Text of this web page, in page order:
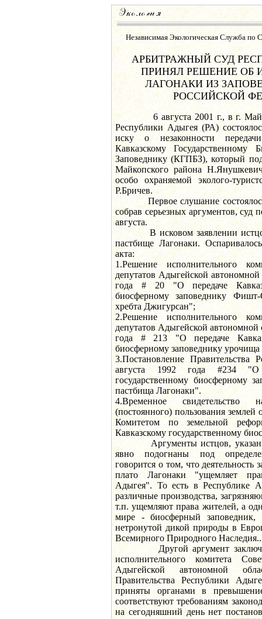
Независимая Экологическая Служба по
АРБИТРАЖНЫЙ СУД
ПРИНЯЛ РЕШЕНИЕ ОБ
ЛАГОНАКИ ИЗ
РОССИЙСКОЙ
6 августа 2001 г., в г.
Республики Адыгея (РА)
иску о незаконности
Кавказскому Государственному
Заповеднику (КГПБЗ), который
Майкопского района
особо охраняемой эколого-
Р.Бричев.
Первое слушание состоялось
собрав серьезных аргументов, суд
августа.
В исковом заявлении истцов
пастбище Лагонаки.
акта:
1.Решение исполнительного
депутатов Адыгейской автономной
года # 20 "О передаче
биосферному заповеднику
хребта Джигурсан";
2.Решение исполнительного
депутатов Адыгейской автономной
года # 213 "О передаче
биосферному заповеднику
3.Постановление Правительства
августа 1992 года #234 "О
государственному биосферному
пастбища Лагонаки".
4.Временное свидетельство
(постоянного) пользования землей
Комитетом по земельной
Кавказскому государственному
Аргументы истцов,
явно подогнаны под
говорится о том, что деятельность
плато Лагонаки "ущемляет
Адыгея". То есть в Республике
различные производства,
т.п. ущемляют права жителей, а
мире - биосферный заповедник,
нетронутой дикой природы в
Всемирного Природного
Другой аргумент
исполнительного комитета
Адыгейской автономной
Правительства Республики
приняты органами в
соответствуют требованиям
на сегодняшний день нет